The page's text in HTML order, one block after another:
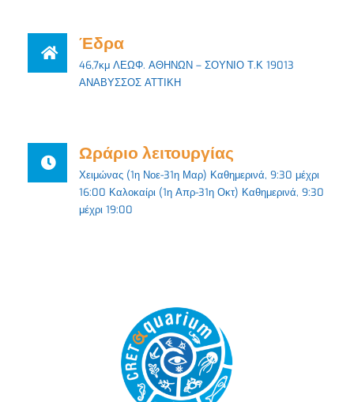
Έδρα
46,7κμ ΛΕΩΦ. ΑΘΗΝΩΝ – ΣΟΥΝΙΟ Τ.Κ 19013
ΑΝΑΒΥΣΣΟΣ ΑΤΤΙΚΗ
Ωράριο λειτουργίας
Χειμώνας (1η Νοε-31η Μαρ) Καθημερινά, 9:30 μέχρι
16:00 Καλοκαίρι (1η Απρ-31η Οκτ) Καθημερινά, 9:30
μέχρι 19:00